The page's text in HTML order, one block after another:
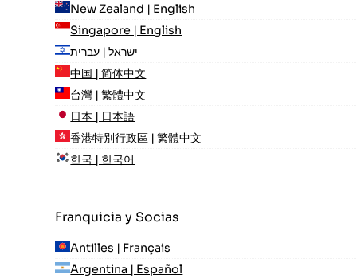
New Zealand | English
Singapore | English
ישראל | עִברִית
中国 | 简体中文
台灣 | 繁體中文
日本 | 日本語
香港特別行政區 | 繁體中文
한국 | 한국어
Franquicia y Socias
Antilles | Français
Argentina | Español